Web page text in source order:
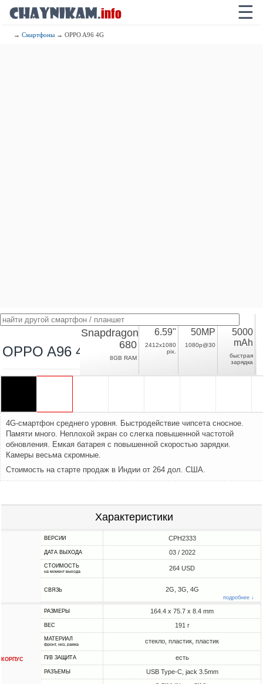
☰
→Смартфоны → OPPO A96 4G
OPPO A96 4G
Snapdragon
680
8GB RAM
6.59"
2412x1080
pix.
50MP
1080p@30
5000
mAh
быстрая
зарядка
4G-смартфон среднего уровня. Быстродействие чипсета сносное.
Памяти много. Неплохой экран со слегка повышенной частотой
обновления. Емкая батарея с повышенной скоростью зарядки.
Камеры весьма скромные.
Стоимость на старте продаж в Индии от 264 дол. США.
Характеристики
ВЕРСИИ CPH2333
ДАТА ВЫХОДА 03 / 2022
СТОИМОСТЬ
на момент выхода 264 USD
СВЯЗЬ 2G, 3G, 4G
подробнее ↓
КОРПУС
РАЗМЕРЫ 164.4 x 75.7 x 8.4 mm
ВЕС 191 г
МАТЕРИАЛ
фронт, низ, рамка стекло, пластик, пластик
П/В ЗАЩИТА есть
РАЗЪЕМЫ USB Type-C, jack 3.5mm